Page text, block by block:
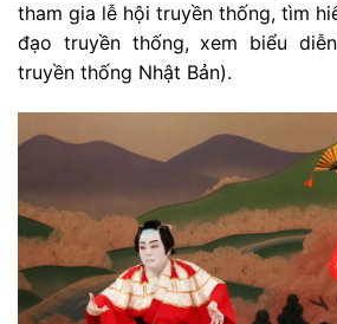
tham gia lễ hội truyền thống, tìm
đạo truyền thống, xem biểu
truyền thống Nhật Bản).